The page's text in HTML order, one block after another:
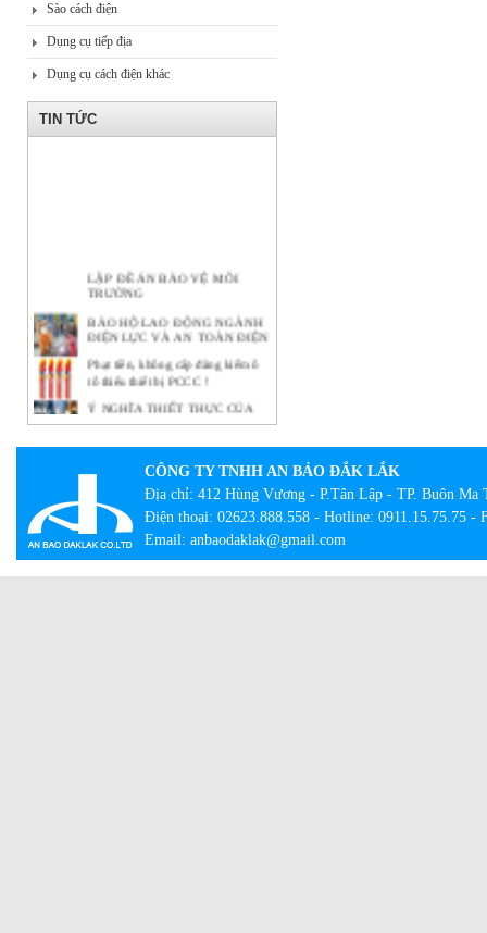
Sào cách điện
Dụng cụ tiếp địa
Dụng cụ cách điện khác
TIN TỨC
LẬP ĐỀ ÁN BẢO VỆ MÔI
TRƯỜNG
BẢO HỘ LAO ĐỘNG NGÀNH
ĐIỆN LỰC VÀ AN TOÀN ĐIỆN
Phạt tiền, không cấp đăng kiểm ô
tô thiếu thiết bị PCCC !
Ý NGHĨA THIẾT THỰC CỦA
CÔNG TÁC BẢO HỘ LAO
BẢO HỘ LAO ĐỘNG -
NHỮNG KHÁI NIỆM CƠ BẢN
CẦN BIẾT
Lạ lẫm với tour bắt buộc mặc đồ
bảo hộ lao động
Con đường thành công của hãng
quần bò xuất thân từ đồ bảo hộ lao
CÔNG TY TNHH AN BẢO ĐẮK LẮK
Địa chỉ: 412 Hùng Vương - P.Tân Lập - TP. Buôn Ma
Điện thoại: 02623.888.558 - Hotline: 0911.15.75.75 -
Email: anbaodaklak@gmail.com